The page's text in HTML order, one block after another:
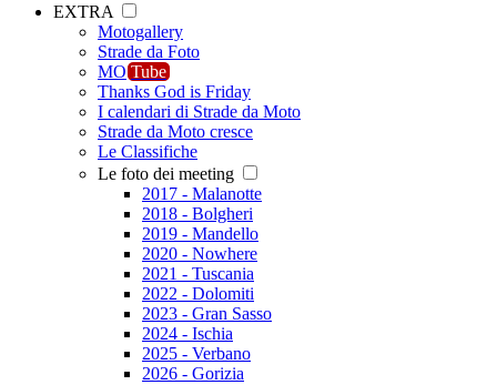
EXTRA
Motogallery
Strade da Foto
MO Tube
Thanks God is Friday
I calendari di Strade da Moto
Strade da Moto cresce
Le Classifiche
Le foto dei meeting
2017 - Malanotte
2018 - Bolgheri
2019 - Mandello
2020 - Nowhere
2021 - Tuscania
2022 - Dolomiti
2023 - Gran Sasso
2024 - Ischia
2025 - Verbano
2026 - Gorizia